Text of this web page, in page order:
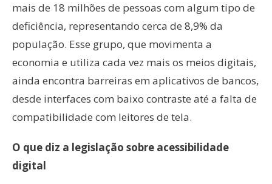
mais de 18 milhões de pessoas com algum tipo de
deficiência, representando cerca de 8,9% da
população. Esse grupo, que movimenta a
economia e utiliza cada vez mais os meios digitais,
ainda encontra barreiras em aplicativos de bancos,
desde interfaces com baixo contraste até a falta de
compatibilidade com leitores de tela.
O que diz a legislação sobre acessibilidade
digital